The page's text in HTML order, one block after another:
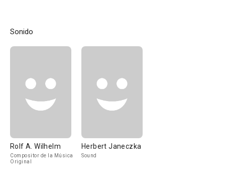
Sonido
Rolf A. Wilhelm
Compositor de la Música
Original
Herbert Janeczka
Sound